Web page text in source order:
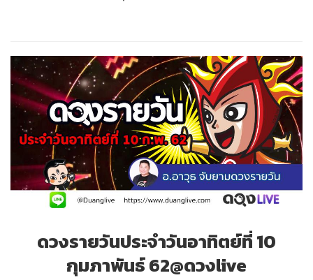
ดวงรายวันประจำวันอาทิตย์ที่ 10
กุมภาพันธ์ 62@ดวงlive